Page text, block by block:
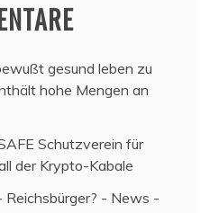
gesund leben zu
hohe Mengen an
Schutzverein für
der Krypto-Kabale
- News -